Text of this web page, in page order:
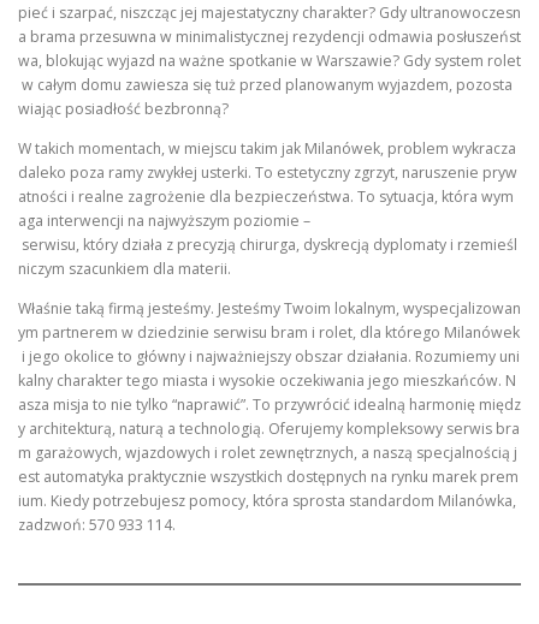
pieć i szarpać, niszcząc jej majestatyczny charakter? Gdy ultranowoczesn
a brama przesuwna w minimalistycznej rezydencji odmawia posłuszeńst
wa, blokując wyjazd na ważne spotkanie w Warszawie? Gdy system rolet
w całym domu zawiesza się tuż przed planowanym wyjazdem, pozosta
wiając posiadłość bezbronną?
W takich momentach, w miejscu takim jak Milanówek, problem wykracza
daleko poza ramy zwykłej usterki. To estetyczny zgrzyt, naruszenie pryw
atności i realne zagrożenie dla bezpieczeństwa. To sytuacja, która wym
aga interwencji na najwyższym poziomie –
serwisu, który działa z precyzją chirurga, dyskrecją dyplomaty i rzemieśl
niczym szacunkiem dla materii.
Właśnie taką firmą jesteśmy. Jesteśmy Twoim lokalnym, wyspecjalizowan
ym partnerem w dziedzinie serwisu bram i rolet, dla którego Milanówek
i jego okolice to główny i najważniejszy obszar działania. Rozumiemy uni
kalny charakter tego miasta i wysokie oczekiwania jego mieszkańców. N
asza misja to nie tylko “naprawić”. To przywrócić idealną harmonię międz
y architekturą, naturą a technologią. Oferujemy kompleksowy serwis bra
m garażowych, wjazdowych i rolet zewnętrznych, a naszą specjalnością j
est automatyka praktycznie wszystkich dostępnych na rynku marek prem
ium. Kiedy potrzebujesz pomocy, która sprosta standardom Milanówka,
zadzwoń: 570 933 114.